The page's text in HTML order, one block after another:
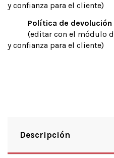
y confianza para el cliente)
Política de devolución
(editar con el módulo
y confianza para el cliente)
Descripción